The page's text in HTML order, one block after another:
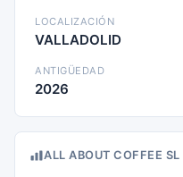
LOCALIZACIÓN
VALLADOLID
ANTIGÜEDAD
2026
ALL ABOUT COFFEE